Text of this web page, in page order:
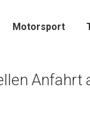
Motorsport
Anfahrt